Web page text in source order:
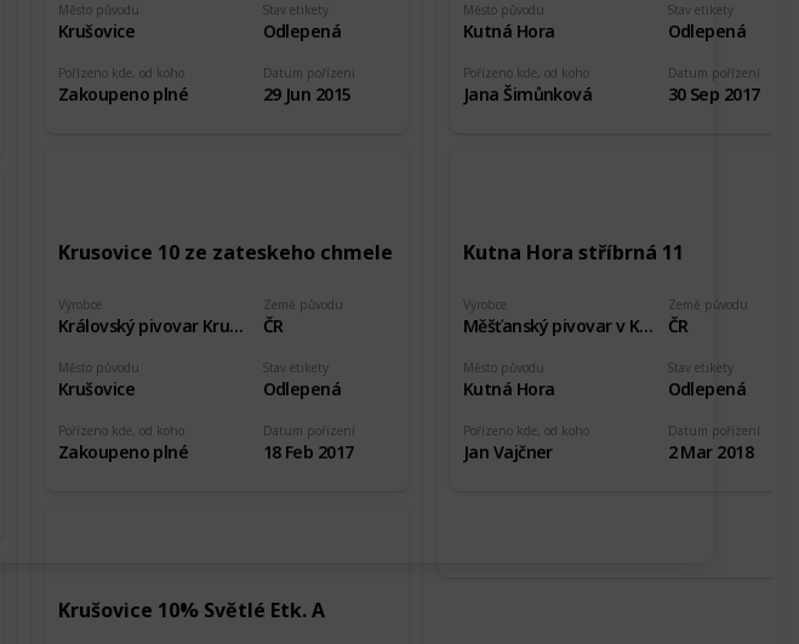
Pořízeno kde, od koho
Zakoupeno plné
Stav etikety
Odlepená
Datum pořízení
29 Jun 2015
Město původu
Krušovice
Krusovice 10 ze zateskeho chmele
Výrobce
Královský pivovar Krušovice
Země původu
ČR
Pořízeno kde, od koho
Zakoupeno plné
Stav etikety
Odlepená
Datum pořízení
18 Feb 2017
Město původu
Krušovice
Krušovice 10% Světlé Etk. A
Pořízeno kde, od koho
Jana Šimůnková
Stav etikety
Odlepená
Datum pořízení
30 Sep 2017
Město původu
Kutná Hora
Kutna Hora stříbrná 11
Výrobce
Měšťanský pivovar v Kutné Hoře
Země původu
ČR
Pořízeno kde, od koho
Jan Vajčner
Stav etikety
Odlepená
Datum pořízení
2 Mar 2018
Město původu
Kutná Hora